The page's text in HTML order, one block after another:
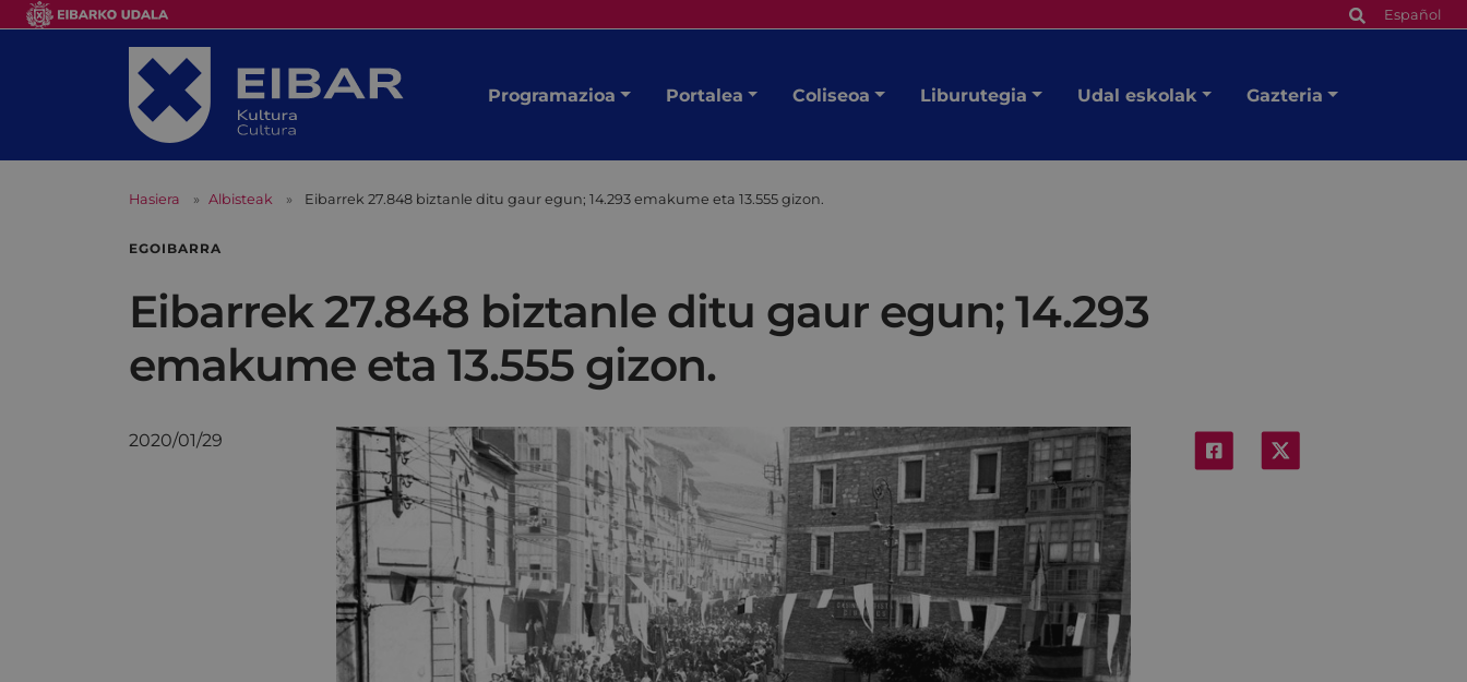
Español
Programazioa Portalea Coliseoa Liburutegia Udal eskolak Gazteria
Hasiera Albisteak Eibarrek 27.848 biztanle ditu gaur egun; 14.293 emakume eta 13.555 gizon.
EGOIBARRA
Eibarrek 27.848 biztanle ditu gaur egun; 14.293
emakume eta 13.555 gizon.
2020/01/29